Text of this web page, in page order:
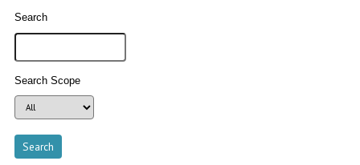
Search
Search Scope